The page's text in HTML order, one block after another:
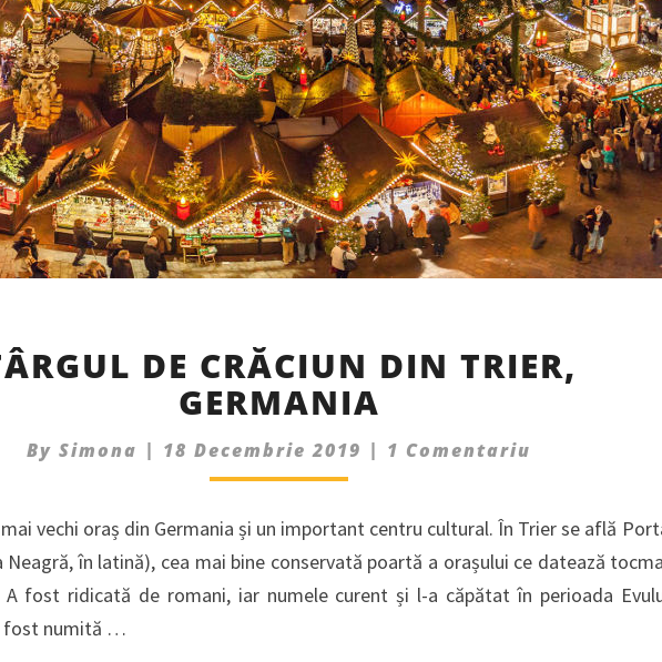
DE
CRĂCIUN
DIN
TRIER,
GERMANIA
DE CRĂCIUN DIN TRIER,
GERMANIA
BySimona | 18 Decembrie 2019 | Comments
1 Comentariu
vechi oraș din Germania și un important centru cultural. În Trier se află
Neagră, în latină), cea mai bine conservată poartă a orașului ce datează
A fost ridicată de romani, iar numele curent și l-a căpătat în perioada
fost numită …